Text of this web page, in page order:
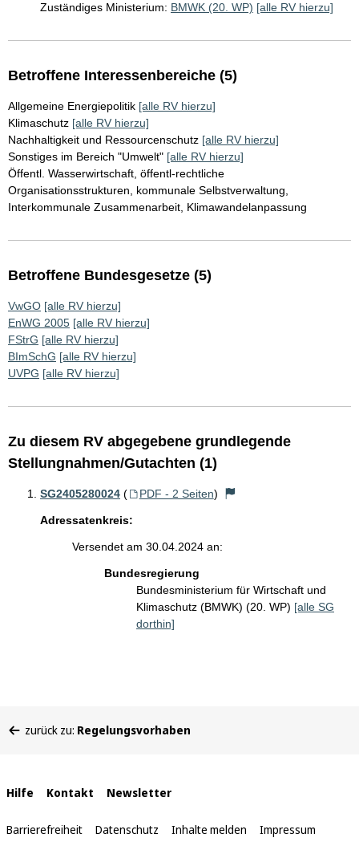
Zuständiges Ministerium: BMWK (20. WP) [alle RV hierzu]
Betroffene Interessenbereiche (5)
Allgemeine Energiepolitik [alle RV hierzu]
Klimaschutz [alle RV hierzu]
Nachhaltigkeit und Ressourcenschutz [alle RV hierzu]
Sonstiges im Bereich "Umwelt" [alle RV hierzu]
Öffentl. Wasserwirtschaft, öffentl-rechtliche
Organisationsstrukturen, kommunale Selbstverwaltung,
Interkommunale Zusammenarbeit, Klimawandelanpassung
Betroffene Bundesgesetze (5)
VwGO [alle RV hierzu]
EnWG 2005 [alle RV hierzu]
FStrG [alle RV hierzu]
BImSchG [alle RV hierzu]
UVPG [alle RV hierzu]
Zu diesem RV abgegebene grundlegende
Stellungnahmen/Gutachten (1)
SG2405280024 ( PDF - 2 Seiten)
Adressatenkreis:
Versendet am 30.04.2024 an:
Bundesregierung
Bundesministerium für Wirtschaft und
Klimaschutz (BMWK) (20. WP) [alle SG
dorthin]
befinden
zurück zu: Regelungsvorhaben
Interne
Links
Hilfe Kontakt Newsletter
Barrierefreiheit Datenschutz Inhalte melden Impressum